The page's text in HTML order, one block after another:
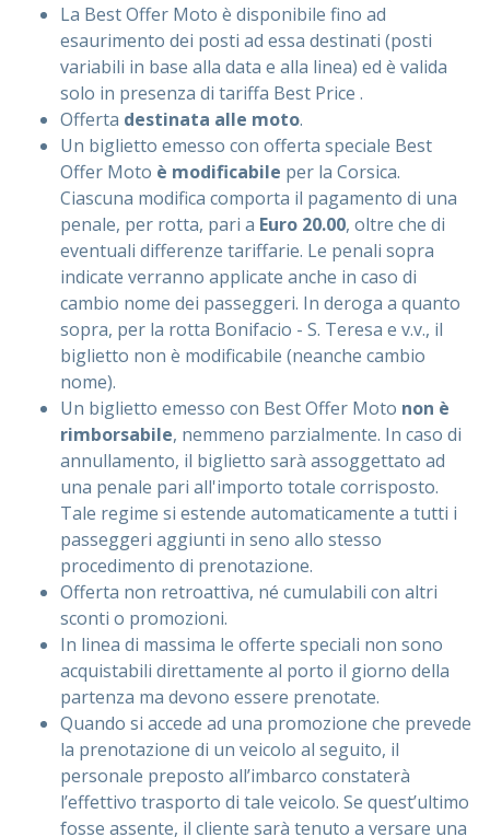
La Best Offer Moto è disponibile fino ad
esaurimento dei posti ad essa destinati (posti
variabili in base alla data e alla linea) ed è valida
solo in presenza di tariffa Best Price .
Offerta destinata alle moto.
Un biglietto emesso con offerta speciale Best
Offer Moto è modificabile per la Corsica.
Ciascuna modifica comporta il pagamento di una
penale, per rotta, pari a Euro 20.00, oltre che di
eventuali differenze tariffarie. Le penali sopra
indicate verranno applicate anche in caso di
cambio nome dei passeggeri. In deroga a quanto
sopra, per la rotta Bonifacio - S. Teresa e v.v., il
biglietto non è modificabile (neanche cambio
nome).
Un biglietto emesso con Best Offer Moto non è
rimborsabile, nemmeno parzialmente. In caso di
annullamento, il biglietto sarà assoggettato ad
una penale pari all'importo totale corrisposto.
Tale regime si estende automaticamente a tutti i
passeggeri aggiunti in seno allo stesso
procedimento di prenotazione.
Offerta non retroattiva, né cumulabili con altri
sconti o promozioni.
In linea di massima le offerte speciali non sono
acquistabili direttamente al porto il giorno della
partenza ma devono essere prenotate.
Quando si accede ad una promozione che prevede
la prenotazione di un veicolo al seguito, il
personale preposto all’imbarco constaterà
l’effettivo trasporto di tale veicolo. Se quest’ultimo
fosse assente, il cliente sarà tenuto a versare una